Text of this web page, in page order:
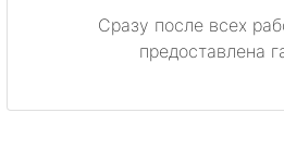
Сразу после всех
предоставлена